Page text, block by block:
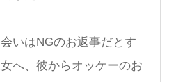
いはNGのお返事だとす
へ、彼からオッケーのお